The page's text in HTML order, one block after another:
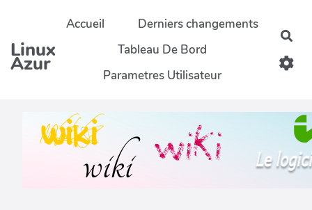
Aller au contenu principal
Linux
Azur
Accueil
Derniers changements
Tableau De Bord
Parametres Utilisateur